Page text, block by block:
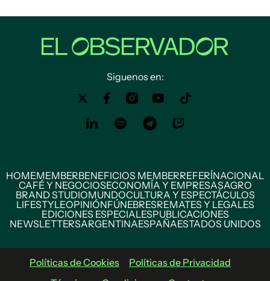
Siguenos en:
HOMEMEMBERBENEFICIOS MEMBERREFERÍNACIONAL
CAFÉ Y NEGOCIOSECONOMÍA Y EMPRESASAGRO
BRAND STUDIOMUNDOCULTURA Y ESPECTÁCULOS
LIFESTYLEOPINIÓNFÚNEBRESREMATES Y LEGALES
EDICIONES ESPECIALESPUBLICACIONES
NEWSLETTERSARGENTINAESPAÑAESTADOS UNIDOS
Políticas de Cookies
Políticas de Privacidad